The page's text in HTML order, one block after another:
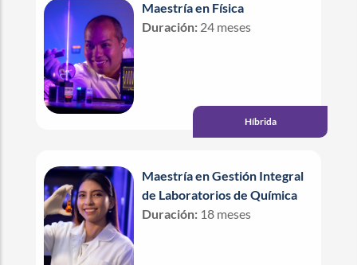
Maestría en Física
Duración: 24 meses
Híbrida
Maestría en Gestión Integral
de Laboratorios de Química
Duración: 18 meses